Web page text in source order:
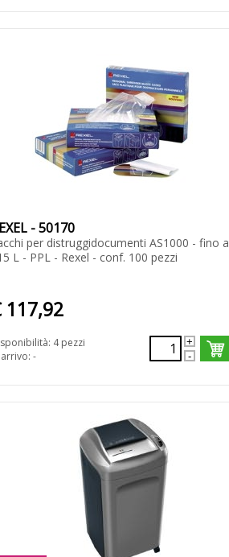
- 50170
per distruggidocumenti AS1000 - fino a
L - PPL - Rexel - conf. 100 pezzi
117,92
4 pezzi
arrivo: -